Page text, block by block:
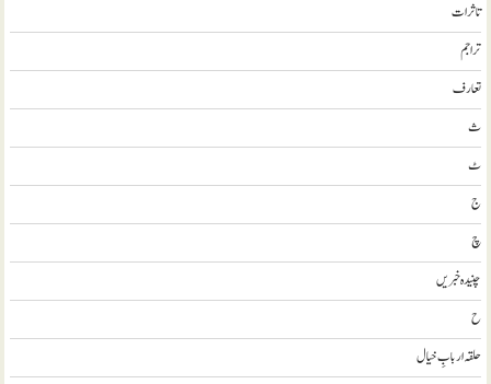
تاثرات
تراجم
تعارف
ث
ٹ
ج
چ
چنیدہ خبریں
ح
حلقہ اربابِ خیال